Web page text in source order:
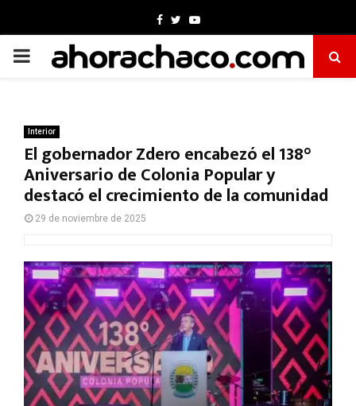
Facebook
TwitterYoutube
PRIMARY
Interior
El gobernador Zdero encabezó el 138°
Aniversario de Colonia Popular y
destacó el crecimiento de la comunidad
29 de noviembre de 2025